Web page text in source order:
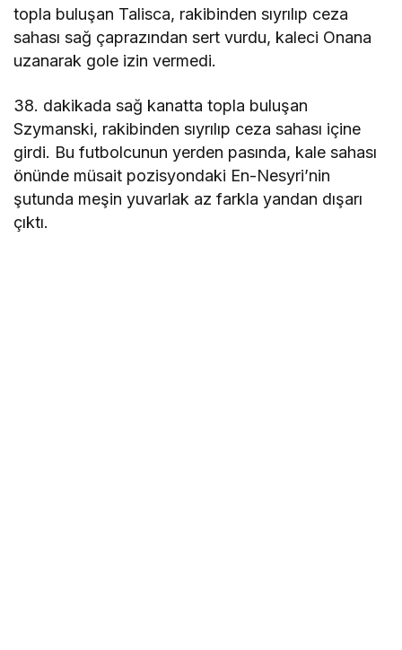
topla buluşan Talisca, rakibinden sıyrılıp ceza
sahası sağ çaprazından sert vurdu, kaleci Onana
uzanarak gole izin vermedi.
38. dakikada sağ kanatta topla buluşan
Szymanski, rakibinden sıyrılıp ceza sahası içine
girdi. Bu futbolcunun yerden pasında, kale sahası
önünde müsait pozisyondaki En-Nesyri’nin
şutunda meşin yuvarlak az farkla yandan dışarı
çıktı.